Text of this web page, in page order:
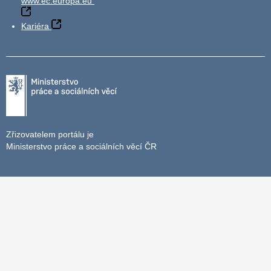
Kariéra
Zřizovatelem portálu je
Ministerstvo práce a sociálních věcí ČR